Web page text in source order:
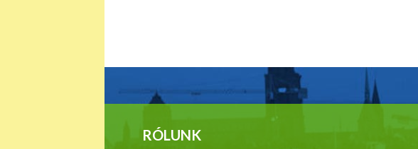
RÓLUNK